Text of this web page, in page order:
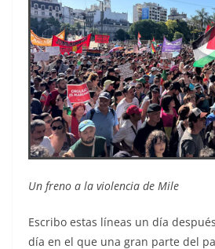
Un freno a la violencia de Mile
Escribo estas líneas un día
día en el que una gran parte del